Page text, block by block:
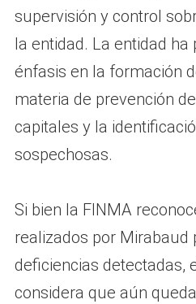
supervisión y control
la entidad. La entidad ha
énfasis en la formación
materia de prevención
capitales y la
sospechosas.
Si bien la FINMA
realizados por Mirabaud
deficiencias detectadas,
considera que aún